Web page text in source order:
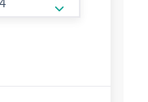
form.increase-